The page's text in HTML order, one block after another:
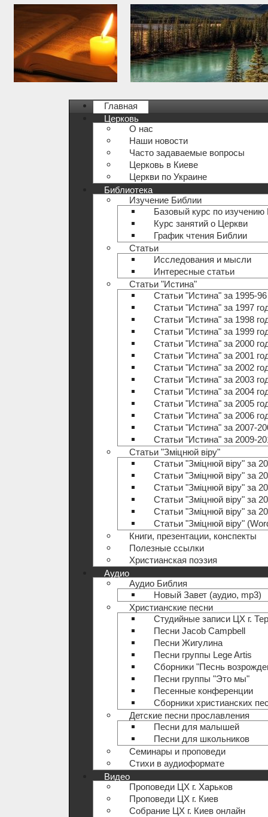
Главная
Церковь
О нас
Наши новости
Часто задаваемые вопросы
Церковь в Киеве
Церкви по Украине
Библиотека
Изучение Библии
Базовый курс по изучению
Курс занятий о Церкви
График чтения Библии
Статьи
Исследования и мысли
Интересные статьи
Статьи "Истина"
Статьи "Истина" за 1995-
Статьи "Истина" за 1997
Статьи "Истина" за 1998
Статьи "Истина" за 1999
Статьи "Истина" за 2000
Статьи "Истина" за 2001
Статьи "Истина" за 2002
Статьи "Истина" за 2003
Статьи "Истина" за 2004
Статьи "Истина" за 2005
Статьи "Истина" за 2006
Статьи "Истина" за 2007-
Статьи "Истина" за 2009-
Статьи "Зміцнюй віру"
Статьи "Зміцнюй віру" за
Статьи "Зміцнюй віру" за
Статьи "Зміцнюй віру" за
Статьи "Зміцнюй віру" за
Статьи "Зміцнюй віру" за
Статьи "Зміцнюй віру"
Книги, презентации, конспекты
Полезные ccылки
Христианская поэзия
Аудио
Аудио Библия
Новый Завет (аудио, mp3)
Христианские песни
Студийные записи ЦХ г.
Песни Jacob Campbell
Песни Жигулина
Песни группы Lege Artis
Сборники "Песнь
Песни группы "Это мы"
Песенные конференции
Сборники христианских
Детские песни прославления
Песни для малышей
Песни для школьников
Семинары и проповеди
Стихи в аудиоформате
Видео
Проповеди ЦХ г. Харьков
Проповеди ЦХ г. Киев
Собрание ЦХ г. Киев онлайн